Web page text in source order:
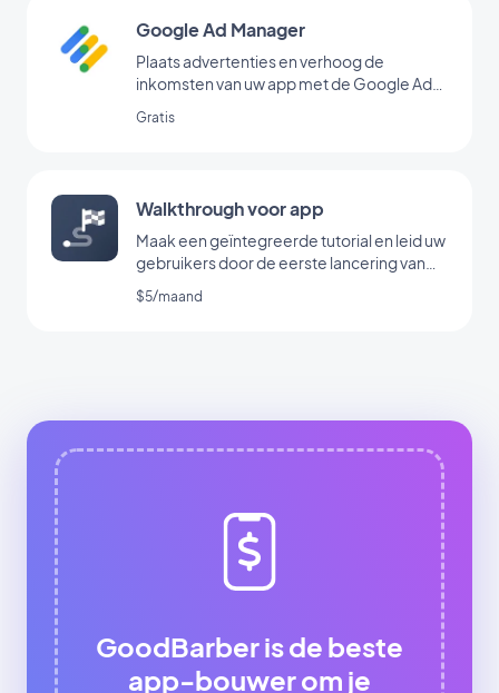
Google Ad Manager
Plaats advertenties en verhoog de
inkomsten van uw app met de Google Ad
Gratis
Walkthrough voor app
Maak een geïntegreerde tutorial en leid uw
gebruikers door de eerste lancering van
uw app
$5/maand
GoodBarber is de beste
app-bouwer om je